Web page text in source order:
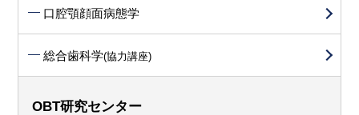
口腔顎顔面病態学
総合歯科学(協力講座)
OBT研究センター